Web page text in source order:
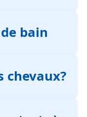
bain
chevaux?